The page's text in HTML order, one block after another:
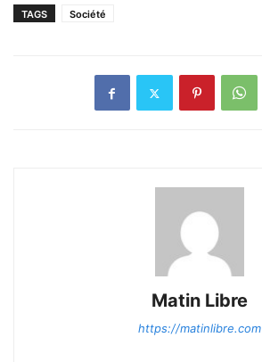
TAGS Société
Matin Libre
https://matinlibre.com